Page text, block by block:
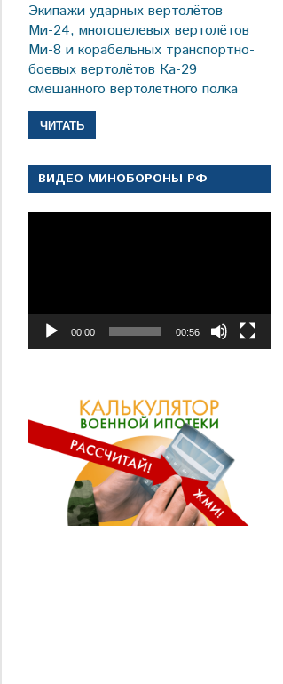
Экипажи ударных вертолётов
Ми-24, многоцелевых вертолётов
Ми-8 и корабельных транспортно-
боевых вертолётов Ка-29
смешанного вертолётного полка
ЧИТАТЬ
ВИДЕО МИНОБОРОНЫ РФ
00:00 00:56